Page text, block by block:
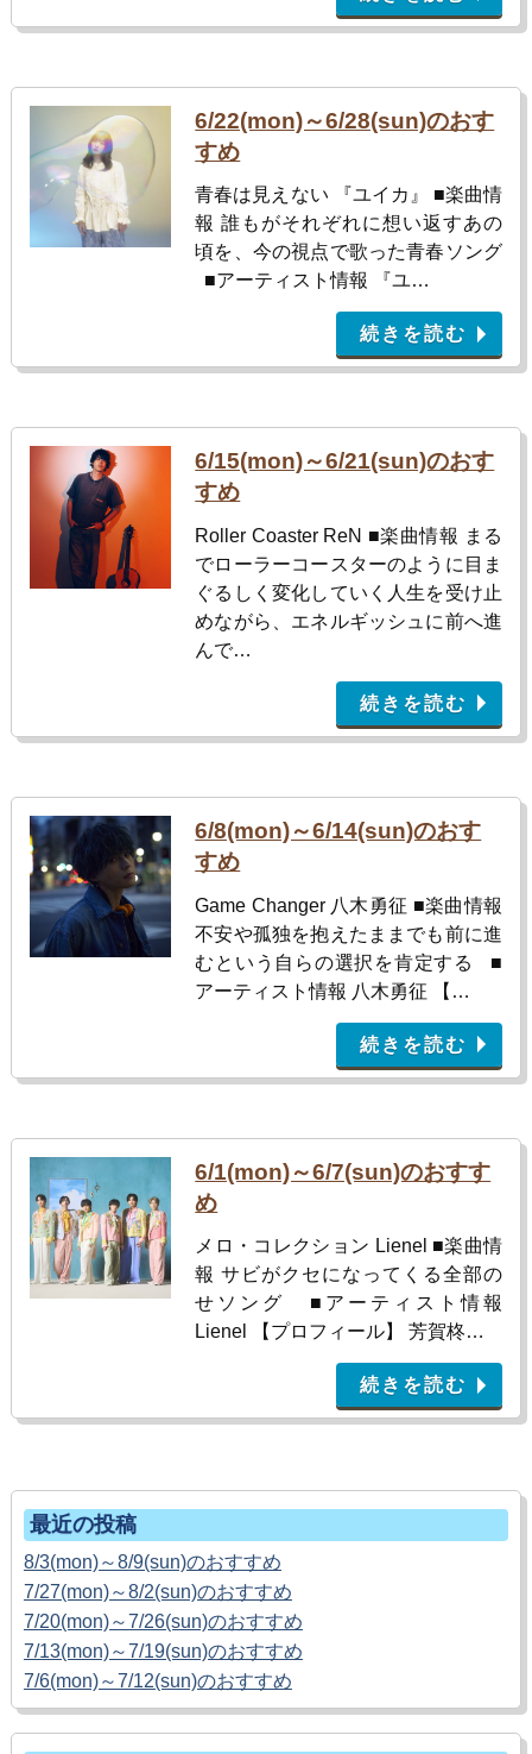
6/22(mon)～6/28(sun)のおす
すめ
青春は見えない 『ユイカ』 ■楽曲情
報 誰もがそれぞれに想い返すあの
頃を、今の視点で歌った青春ソング
■アーティスト情報 『ユ…
続きを読む
6/15(mon)～6/21(sun)のおす
すめ
Roller Coaster ReN ■楽曲情報 まる
でローラーコースターのように目ま
ぐるしく変化していく人生を受け止
めながら、エネルギッシュに前へ進
んで…
続きを読む
6/8(mon)～6/14(sun)のおす
すめ
Game Changer 八木勇征 ■楽曲情報
不安や孤独を抱えたままでも前に進
むという自らの選択を肯定する ■
アーティスト情報 八木勇征 【…
続きを読む
6/1(mon)～6/7(sun)のおすす
め
メロ・コレクション Lienel ■楽曲情
報 サビがクセになってくる全部の
せソング ■アーティスト情報
Lienel 【プロフィール】 芳賀柊…
続きを読む
最近の投稿
8/3(mon)～8/9(sun)のおすすめ
7/27(mon)～8/2(sun)のおすすめ
7/20(mon)～7/26(sun)のおすすめ
7/13(mon)～7/19(sun)のおすすめ
7/6(mon)～7/12(sun)のおすすめ